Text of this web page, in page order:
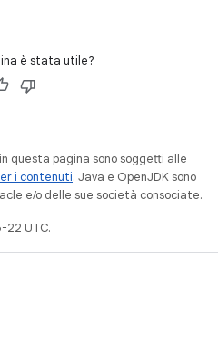
è stata utile?
questa pagina sono soggetti alle
i contenuti. Java e OpenJDK sono
e/o delle sue società consociate.
UTC.